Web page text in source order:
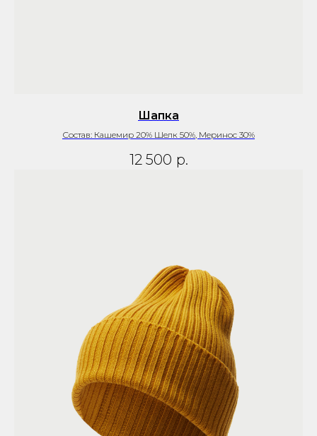
Шапка
Состав: Кашемир 20% Шелк 50%, Меринос 30%
12 500 р.